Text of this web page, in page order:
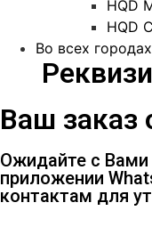
HQD
HQD
Во всех городах
Ваш заказ
Ожидайте с
приложении
контактам для